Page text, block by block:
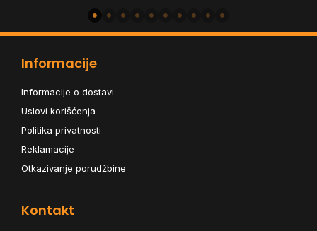
Informacije
Informacije o dostavi
Uslovi korišćenja
Politika privatnosti
Reklamacije
Otkazivanje porudžbine
Kontakt